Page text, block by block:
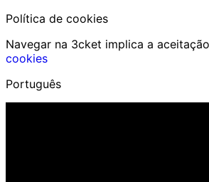
Política de cookies
Navegar na 3cket implica a
cookies
Português